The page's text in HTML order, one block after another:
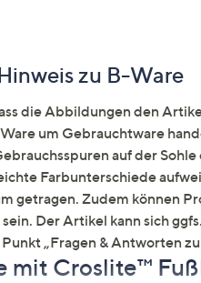
zu B-Ware
die Abbildungen den
um Gebrauchtware
auf der
Farbunterschiede
getragen. Zudem können
Der Artikel kann sich
„Fragen & Antworten
mit Croslite™